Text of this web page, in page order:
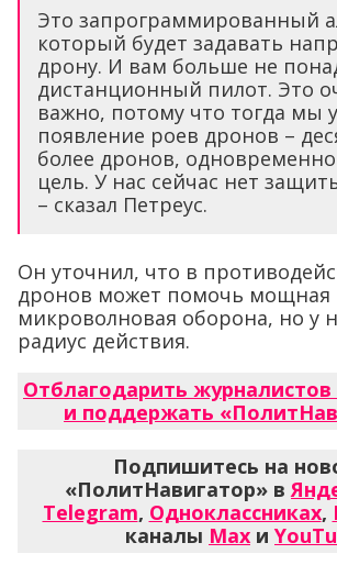
Это запрограммированный
который будет задавать
дрону. И вам больше не
дистанционный пилот. Это
важно, потому что тогда мы
появление роев дронов –
более дронов,
цель. У нас сейчас нет
– сказал Петреус.
Он уточнил, что в
дронов может помочь мощная
микроволновая оборона, но у
радиус действия.
Отблагодарить
и поддержать
Подпишитесь на
«ПолитНавигатор» в
Telegram, Одноклассниках,
каналы Max и